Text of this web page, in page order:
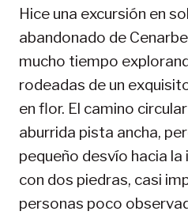
Hice una excursión en
abandonado de
mucho tiempo
rodeadas de un
en flor. El camino
aburrida pista ancha,
pequeño desvío hacia
con dos piedras, casi
personas poco